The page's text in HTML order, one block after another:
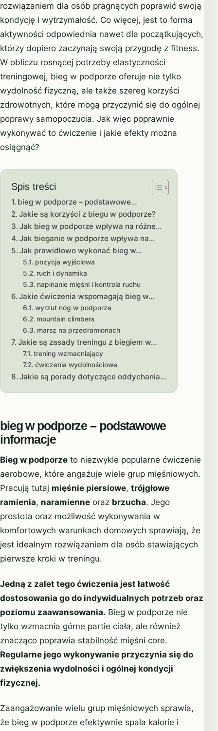
rozwiązaniem dla osób pragnących poprawić swoją
kondycję i wytrzymałość. Co więcej, jest to forma
aktywności odpowiednia nawet dla początkujących,
którzy dopiero zaczynają swoją przygodę z fitness.
W obliczu rosnącej potrzeby elastyczności
treningowej, bieg w podporze oferuje nie tylko
wydolność fizyczną, ale także szereg korzyści
zdrowotnych, które mogą przyczynić się do ogólnej
poprawy samopoczucia. Jak więc poprawnie
wykonywać to ćwiczenie i jakie efekty można
osiągnąć?
Spis treści
bieg w podporze – podstawowe…
Jakie są korzyści z biegu w podporze?
Jak bieg w podporze wpływa na różne…
Jak bieganie w podporze wpływa na…
Jak prawidłowo wykonać bieg w…
pozycja wyjściowa
ruch i dynamika
napinanie mięśni i kontrola ruchu
Jakie ćwiczenia wspomagają bieg w…
wyrzut nóg w podporze
mountain climbers
marsz na przedramionach
Jakie są zasady treningu z biegiem w…
trening wzmacniający
ćwiczenia wydolnościowe
Jakie są porady dotyczące oddychania…
bieg w podporze – podstawowe
informacje
Bieg w podporze to niezwykle popularne ćwiczenie
aerobowe, które angażuje wiele grup mięśniowych.
Pracują tutaj mięśnie piersiowe, trójgłowe
ramienia, naramienne oraz brzucha. Jego
prostota oraz możliwość wykonywania w
komfortowych warunkach domowych sprawiają, że
jest idealnym rozwiązaniem dla osób stawiających
pierwsze kroki w treningu.
Jedną z zalet tego ćwiczenia jest łatwość
dostosowania go do indywidualnych potrzeb oraz
poziomu zaawansowania. Bieg w podporze nie
tylko wzmacnia górne partie ciała, ale również
znacząco poprawia stabilność mięśni core.
Regularne jego wykonywanie przyczynia się do
zwiększenia wydolności i ogólnej kondycji
fizycznej.
Zaangażowanie wielu grup mięśniowych sprawia,
że bieg w podporze efektywnie spala kalorie i